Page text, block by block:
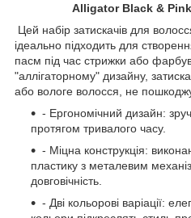
Alligator Black &
Цей набір затискачів для
ідеально підходить для
пасм під час стрижки або
"аллігаторному" дизайну,
або вологе волосся, не
- Ергономічний дизайн:
протягом тривалого часу.
- Міцна конструкція:
пластику з металевим
довговічність.
- Дві кольорові варіації: